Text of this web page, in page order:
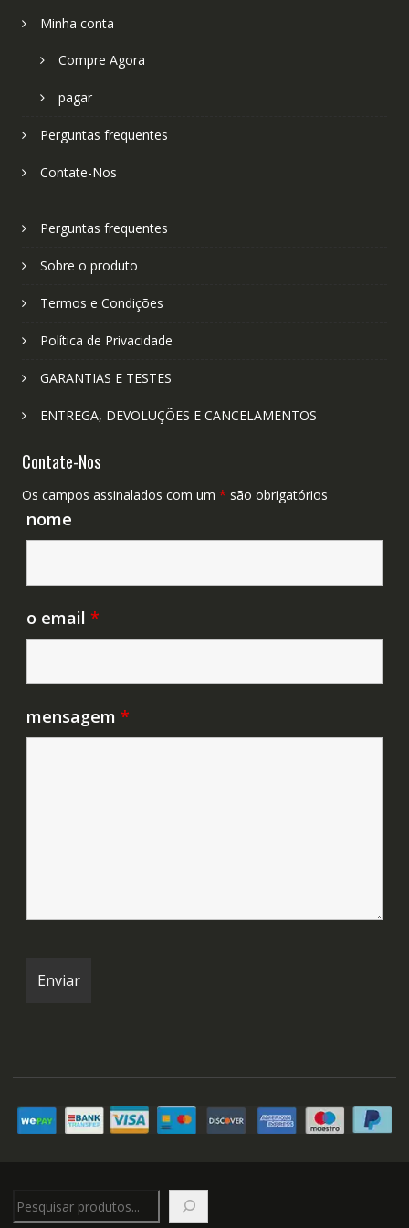
Minha conta
Compre Agora
pagar
Perguntas frequentes
Contate-Nos
Perguntas frequentes
Sobre o produto
Termos e Condições
Política de Privacidade
GARANTIAS E TESTES
ENTREGA, DEVOLUÇÕES E CANCELAMENTOS
Contate-Nos
Os campos assinalados com um * são obrigatórios
nome
o email *
mensagem *